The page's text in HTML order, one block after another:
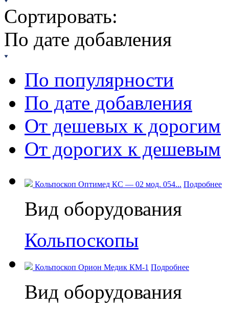
Сортировать:
По дате добавления
По популярности
По дате добавления
От дешевых к дорогим
От дорогих к дешевым
Кольпоскоп Оптимед КС — 02 мод. 054... Подробнее
Вид оборудования
Кольпоскопы
Кольпоскоп Орион Медик КМ-1 Подробнее
Вид оборудования